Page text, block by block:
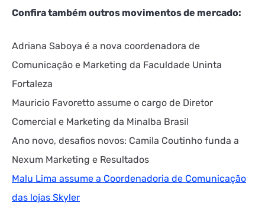
Confira também outros movimentos de mercado:
Adriana Saboya é a nova coordenadora de
Comunicação e Marketing da Faculdade Uninta
Fortaleza
Mauricio Favoretto assume o cargo de Diretor
Comercial e Marketing da Minalba Brasil
Ano novo, desafios novos: Camila Coutinho funda a
Nexum Marketing e Resultados
Malu Lima assume a Coordenadoria de Comunicação
das lojas Skyler